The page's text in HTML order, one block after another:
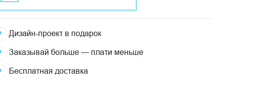
Дизайн-проект в подарок
Заказывай больше — плати меньше
Бесплатная доставка